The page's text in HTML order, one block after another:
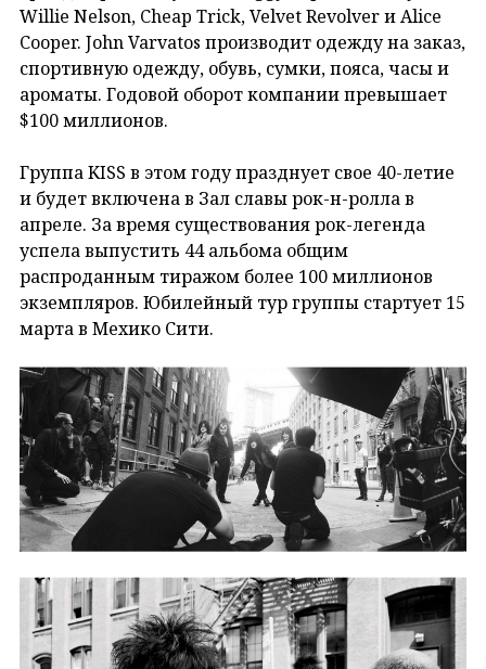
Willie Nelson, Cheap Trick, Velvet Revolver и Alice
Cooper. John Varvatos производит одежду на заказ,
спортивную одежду, обувь, сумки, пояса, часы и
ароматы. Годовой оборот компании превышает
$100 миллионов.
Группа KISS в этом году празднует свое 40-летие
и будет включена в Зал славы рок-н-ролла в
апреле. За время существования рок-легенда
успела выпустить 44 альбома общим
распроданным тиражом более 100 миллионов
экземпляров. Юбилейный тур группы стартует 15
марта в Мехико Сити.